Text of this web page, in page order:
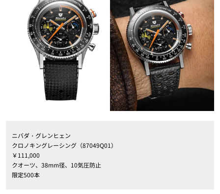
ニバダ・グレンヒェン
クロノキングレーシング（87049Q01）
￥111,000
クオーツ、38mm径、10気圧防止
限定500本